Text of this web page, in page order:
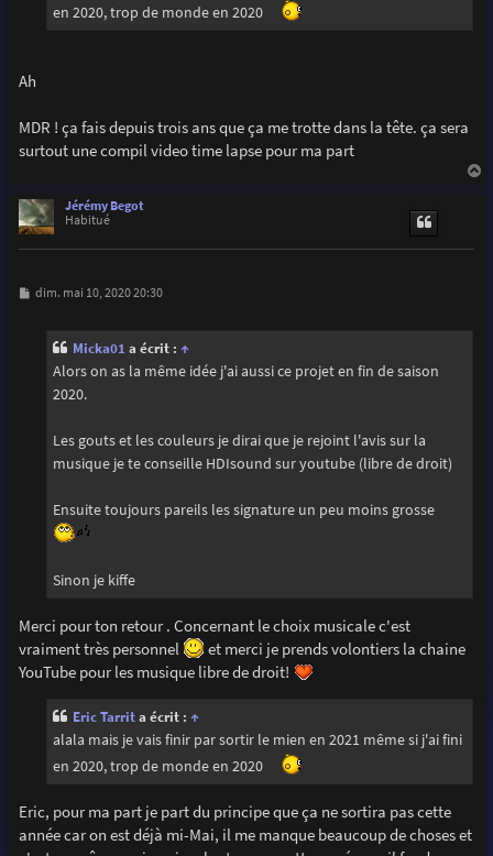
en 2020, trop de monde en 2020
Ah
MDR ! ça fais depuis trois ans que ça me trotte dans la tête. ça sera
surtout une compil video time lapse pour ma part
Jérémy Begot
Habitué
M
dim. mai 10, 2020 20:30
Micka01a écrit : ↑
Alors on as la même idée j'ai aussi ce projet en fin de saison
2020.
Les gouts et les couleurs je dirai que je rejoint l'avis sur la
musique je te conseille HDIsound sur youtube (libre de droit)
Ensuite toujours pareils les signature un peu moins grosse
Sinon je kiffe
Merci pour ton retour . Concernant le choix musicale c'est
vraiment très personnel
et merci je prends volontiers la chaine
YouTube pour les musique libre de droit!
Eric Tarrita écrit : ↑
alala mais je vais finir par sortir le mien en 2021 même si j'ai fini
en 2020, trop de monde en 2020
Eric, pour ma part je part du principe que ça ne sortira pas cette
année car on est déjà mi-Mai, il me manque beaucoup de choses et